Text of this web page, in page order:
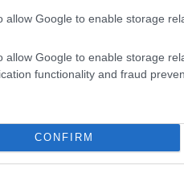
allow Google to enable storage
allow Google to enable storage
functionality and fraud
CONFIRM
στην απότομη πλαγιά.